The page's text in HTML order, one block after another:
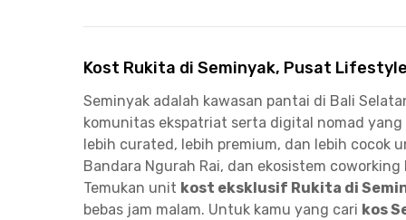
Kost Rukita di Seminyak, Pusat
Seminyak adalah kawasan pantai di Bali
komunitas ekspatriat serta digital nomad
lebih curated, lebih premium, dan lebih cocok
Bandara Ngurah Rai, dan ekosistem
Temukan unit kost eksklusif Rukita di
bebas jam malam. Untuk kamu yang cari kos